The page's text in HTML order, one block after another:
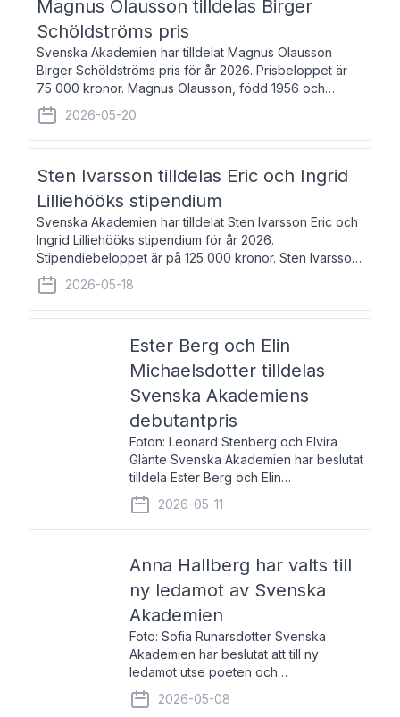
Magnus Olausson tilldelas Birger
Schöldströms pris
Svenska Akademien har tilldelat Magnus Olausson
Birger Schöldströms pris för år 2026. Prisbeloppet är
75 000 kronor. Magnus Olausson, född 1956 och
bosatt i Stockholm, är konstvetare, museiman och
hovman. Han disputerade 1993 vid Uppsala un
2026-05-20
Sten Ivarsson tilldelas Eric och Ingrid
Lilliehööks stipendium
Svenska Akademien har tilldelat Sten Ivarsson Eric och
Ingrid Lilliehööks stipendium för år 2026.
Stipendiebeloppet är på 125 000 kronor. Sten Ivarsson,
född 1979, är mediateksamordnare vid
Söderslättsgymnasiet i Trelleborg. Här har han på
2026-05-18
Ester Berg och Elin
Michaelsdotter tilldelas
Svenska Akademiens
debutantpris
Foton: Leonard Stenberg och Elvira
Glänte Svenska Akademien har beslutat
tilldela Ester Berg och Elin
Michaelsdotter Svenska Akademiens
debutantpris för år 2026. Priset är
nyinstiftat och syftar till att lyfta fram
2026-05-11
Anna Hallberg har valts till
ny ledamot av Svenska
Akademien
Foto: Sofia Runarsdotter Svenska
Akademien har beslutat att till ny
ledamot utse poeten och
litteraturkritikern Anna Hallberg. Hon
efterträder poeten Tua Forsström på
2026-05-08